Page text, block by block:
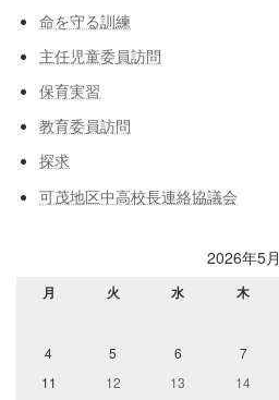
命を守る訓練
主任児童委員訪問
保育実習
教育委員訪問
探求
可茂地区中高校長連絡協議会
2026年5月
月 火 水 木
4
5 6 7
11
12 13 14